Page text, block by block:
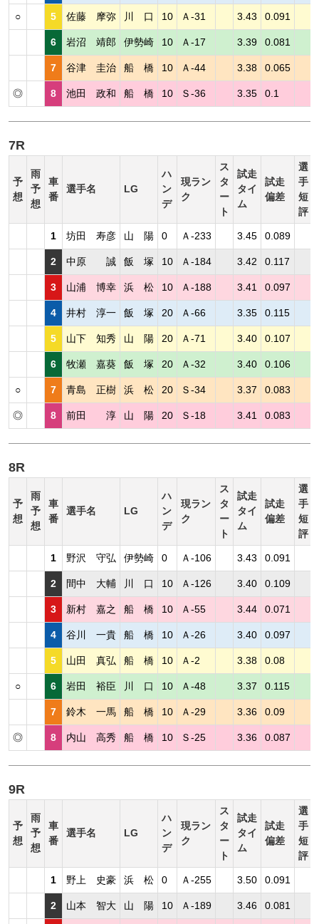
○ 5 佐藤 摩弥 川 口 10 Ａ-31 3.43 0.091
6 岩沼 靖郎 伊勢崎 10 Ａ-17 3.39 0.081
7 谷津 圭治 船 橋 10 Ａ-44 3.38 0.065
◎ 8 池田 政和 船 橋 10 Ｓ-36 3.35 0.1
7R
予
想
雨
予
想
車
番
選手名 LG
ハ
ン
デ
現ラン
ク
ス
タ
ー
ト
試走
タイ
ム
試走
偏差
選
手
短
評
1 坊田 寿彦 山 陽 0 Ａ-233 3.45 0.089
2 中原 誠 飯 塚 10 Ａ-184 3.42 0.117
3 山浦 博幸 浜 松 10 Ａ-188 3.41 0.097
4 井村 淳一 飯 塚 20 Ａ-66 3.35 0.115
5 山下 知秀 山 陽 20 Ａ-71 3.40 0.107
6 牧瀬 嘉葵 飯 塚 20 Ａ-32 3.40 0.106
○ 7 青島 正樹 浜 松 20 Ｓ-34 3.37 0.083
◎ 8 前田 淳 山 陽 20 Ｓ-18 3.41 0.083
8R
予
想
雨
予
想
車
番
選手名 LG
ハ
ン
デ
現ラン
ク
ス
タ
ー
ト
試走
タイ
ム
試走
偏差
選
手
短
評
1 野沢 守弘 伊勢崎 0 Ａ-106 3.43 0.091
2 間中 大輔 川 口 10 Ａ-126 3.40 0.109
3 新村 嘉之 船 橋 10 Ａ-55 3.44 0.071
4 谷川 一貴 船 橋 10 Ａ-26 3.40 0.097
5 山田 真弘 船 橋 10 Ａ-2 3.38 0.08
○ 6 岩田 裕臣 川 口 10 Ａ-48 3.37 0.115
7 鈴木 一馬 船 橋 10 Ａ-29 3.36 0.09
◎ 8 内山 高秀 船 橋 10 Ｓ-25 3.36 0.087
9R
予
想
雨
予
想
車
番
選手名 LG
ハ
ン
デ
現ラン
ク
ス
タ
ー
ト
試走
タイ
ム
試走
偏差
選
手
短
評
1 野上 史豪 浜 松 0 Ａ-255 3.50 0.091
2 山本 智大 山 陽 10 Ａ-189 3.46 0.081